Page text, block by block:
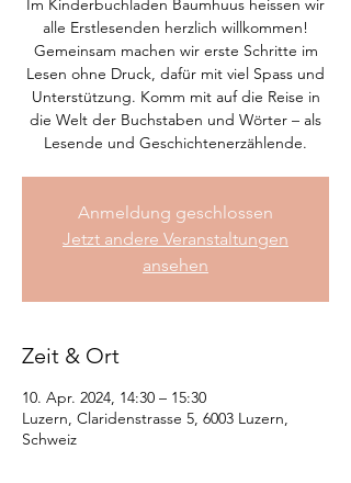
Im Kinderbuchladen Baumhuus heissen wir
alle Erstlesenden herzlich willkommen!
Gemeinsam machen wir erste Schritte im
Lesen ohne Druck, dafür mit viel Spass und
Unterstützung. Komm mit auf die Reise in
die Welt der Buchstaben und Wörter – als
Lesende und Geschichtenerzählende.
Anmeldung geschlossen
Jetzt andere Veranstaltungen
ansehen
Zeit & Ort
10. Apr. 2024, 14:30 – 15:30
Luzern, Claridenstrasse 5, 6003 Luzern,
Schweiz